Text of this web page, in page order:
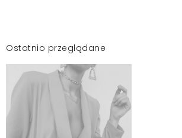
Ostatnio przeglądane